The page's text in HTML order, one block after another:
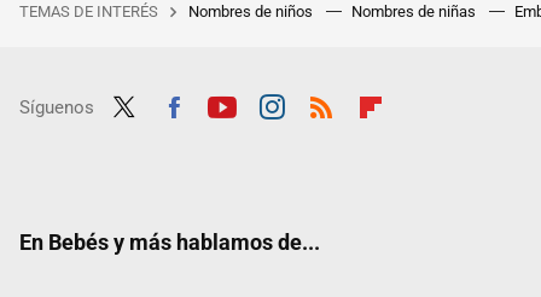
TEMAS DE INTERÉS Nombres de niños Nombres de niñas
Síguenos
En Bebés y más hablamos de...